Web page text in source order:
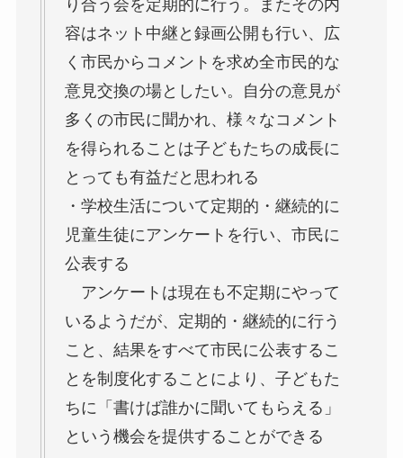
り合う会を定期的に行う。またその内
容はネット中継と録画公開も行い、広
く市民からコメントを求め全市民的な
意見交換の場としたい。自分の意見が
多くの市民に聞かれ、様々なコメント
を得られることは子どもたちの成長に
とっても有益だと思われる
・学校生活について定期的・継続的に
児童生徒にアンケートを行い、市民に
公表する
アンケートは現在も不定期にやって
いるようだが、定期的・継続的に行う
こと、結果をすべて市民に公表するこ
とを制度化することにより、子どもた
ちに「書けば誰かに聞いてもらえる」
という機会を提供することができる